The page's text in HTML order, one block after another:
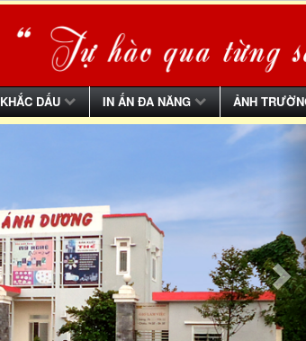
KHẮC DẤU IN ẤN ĐA NĂNG ẢNH